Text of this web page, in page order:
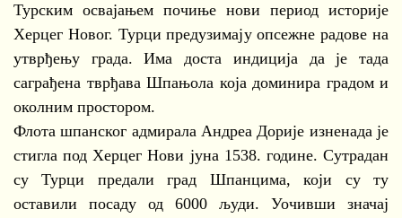
Турским освајањем почиње нови период историје
Херцег Новог. Турци предузимају опсежне радове на
утврђењу града. Има доста индиција да је тада
саграђена тврђава Шпањола која доминира градом и
околним простором.
Флота шпанског адмирала Андреа Дорије изненада је
стигла под Херцег Нови јуна 1538. године. Сутрадан
су Турци предали град Шпанцима, који су ту
оставили посаду од 6000 људи. Уочивши значај